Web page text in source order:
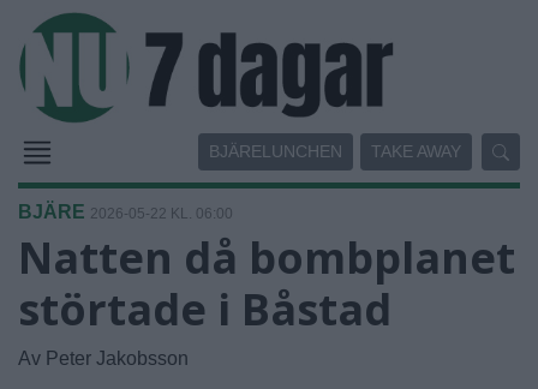
BJÄRELUNCHEN TAKE AWAY
BJÄRE 2026-05-22 KL. 06:00
Natten då bombplanet
störtade i Båstad
Av Peter Jakobsson